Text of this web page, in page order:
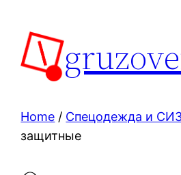
content
Home / Спецодежда и
защитные